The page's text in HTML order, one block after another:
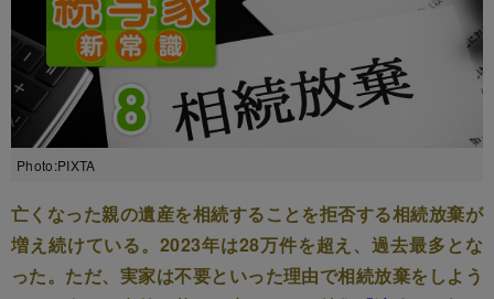
Photo:PIXTA
亡くなった親の遺産を相続することを拒否する相続放棄が
増え続けている。2023年は28万件を超え、過去最多とな
った。ただ、実家は不要といった理由で相続放棄をしよう